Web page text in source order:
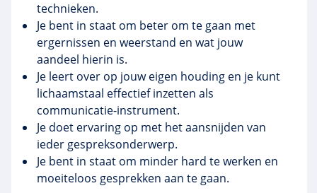
technieken.
Je bent in staat om beter om te gaan met
ergernissen en weerstand en wat jouw
aandeel hierin is.
Je leert over op jouw eigen houding en je kunt
lichaamstaal effectief inzetten als
communicatie-instrument.
Je doet ervaring op met het aansnijden van
ieder gespreksonderwerp.
Je bent in staat om minder hard te werken en
moeiteloos gesprekken aan te gaan.